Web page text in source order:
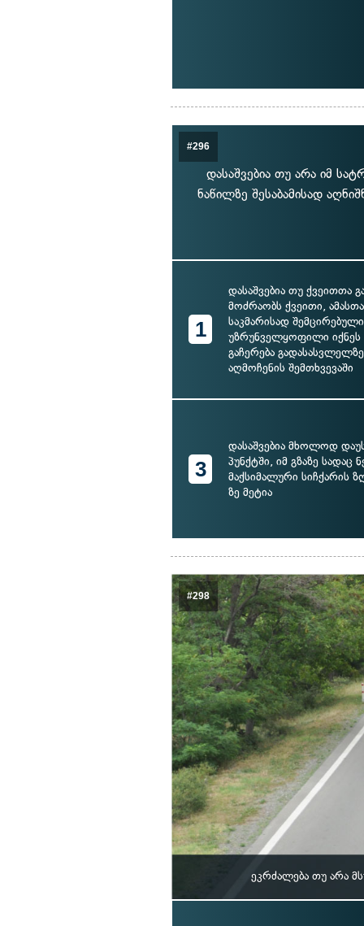
#296
დასაშვებია თუ არა იმ
ნაწილზე შესაბამისად
1
დასაშვებია თუ ქვეითთა
მოძრაობს ქვეითი,
საკმარისად
უზრუნველყოფილი
გაჩერება
აღმოჩენის შემთხვევაში
3
დასაშვებია მხოლოდ
პუნქტში, იმ გზაზე სადაც
მაქსიმალური სიჩქარის
ზე მეტია
#298
ეკრძალება თუ არა